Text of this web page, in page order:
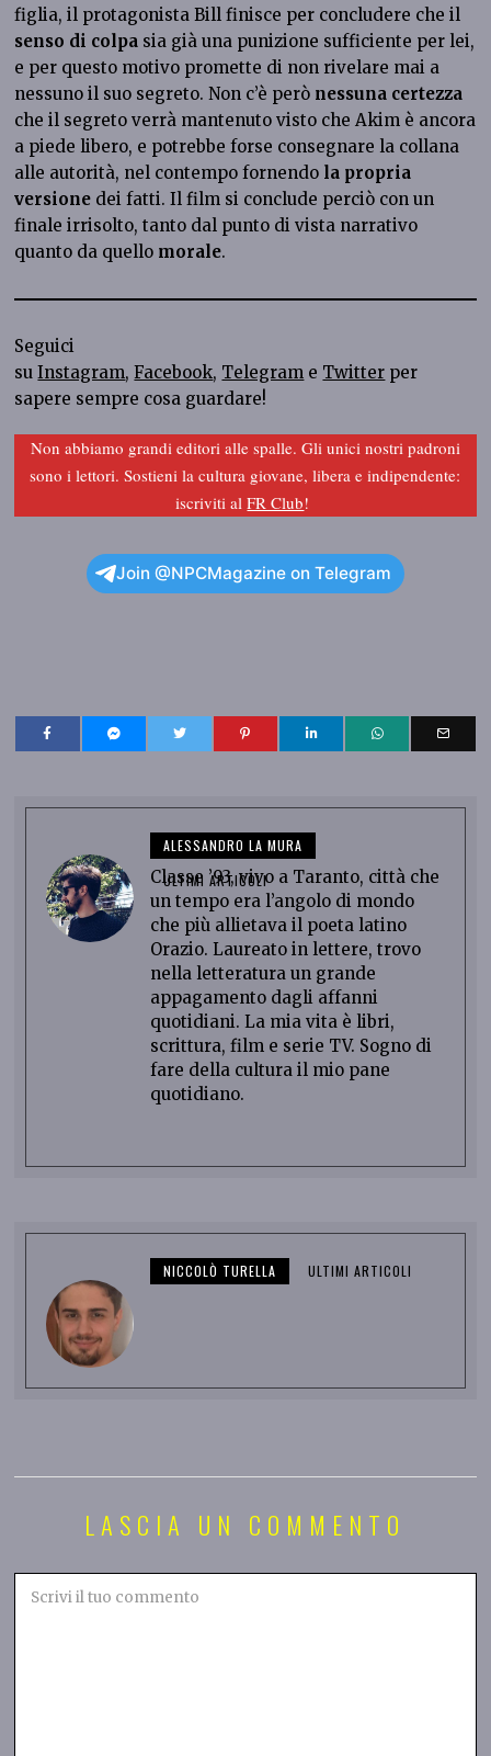
figlia, il protagonista Bill finisce per concludere che il
senso di colpa sia già una punizione sufficiente per lei,
e per questo motivo promette di non rivelare mai a
nessuno il suo segreto. Non c’è però nessuna certezza
che il segreto verrà mantenuto visto che Akim è ancora
a piede libero, e potrebbe forse consegnare la collana
alle autorità, nel contempo fornendo la propria
versione dei fatti. Il film si conclude perciò con un
finale irrisolto, tanto dal punto di vista narrativo
quanto da quello morale.
Seguici
suInstagram,Facebook, Telegram e Twitter per
sapere sempre cosa guardare!
Non abbiamo grandi editori alle spalle. Gli unici nostri padroni
sono i lettori. Sostieni la cultura giovane, libera e indipendente:
iscriviti alFR Club!
Join @NPCMagazine on Telegram
ALESSANDRO LA MURA
ULTIMI ARTICOLI
Classe ’93, vivo a Taranto, città che
un tempo era l’angolo di mondo
che più allietava il poeta latino
Orazio. Laureato in lettere, trovo
nella letteratura un grande
appagamento dagli affanni
quotidiani. La mia vita è libri,
scrittura, film e serie TV. Sogno di
fare della cultura il mio pane
quotidiano.
NICCOLÒ TURELLA ULTIMI ARTICOLI
LASCIA UN COMMENTO